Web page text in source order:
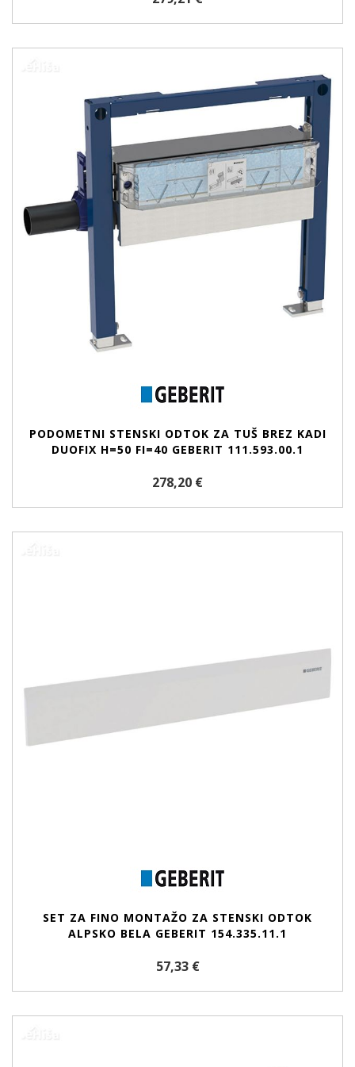
PODOMETNI STENSKI ODTOK ZA TUŠ BREZ KADI
DUOFIX H=50 FI=40 GEBERIT 111.593.00.1
278,20 €
SET ZA FINO MONTAŽO ZA STENSKI ODTOK
ALPSKO BELA GEBERIT 154.335.11.1
57,33 €